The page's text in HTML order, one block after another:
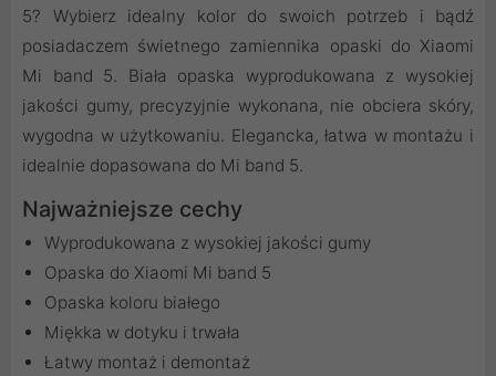
5? Wybierz idealny kolor do swoich potrzeb i bądź
posiadaczem świetnego zamiennika opaski do Xiaomi
Mi band 5. Biała opaska wyprodukowana z wysokiej
jakości gumy, precyzyjnie wykonana, nie obciera skóry,
wygodna w użytkowaniu. Elegancka, łatwa w montażu i
idealnie dopasowana do Mi band 5.
Najważniejsze cechy
Wyprodukowana z wysokiej jakości gumy
Opaska do Xiaomi Mi band 5
Opaska koloru białego
Miękka w dotyku i trwała
Łatwy montaż i demontaż